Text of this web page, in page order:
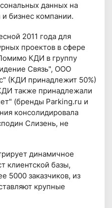
данных на
бизнес компании.
2011 года для
проектов в сфере
КДИ в группу
Связь", ООО
(КДИ принадлежит 50%)
также принадлежали
(бренды Parking.ru и
консолидировала
Слизень, не
динамичное
клиентской базы,
5000 заказчиков, из
крупные